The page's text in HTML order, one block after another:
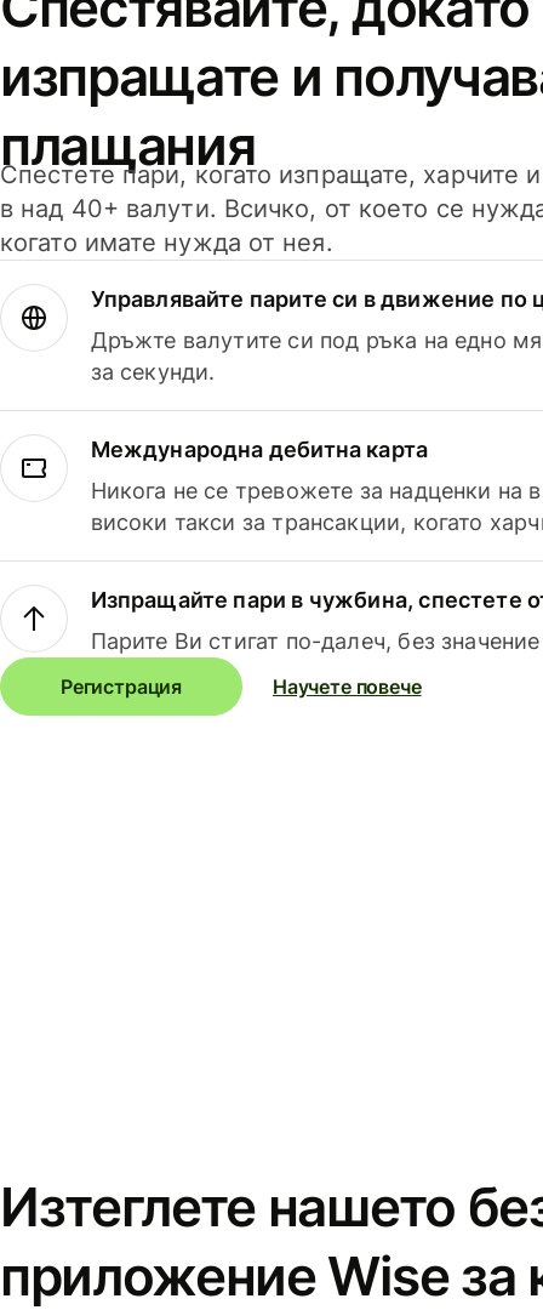
изпращате и
плащания
Спестете пари, когато изпращате, харчите
в над 40+ валути. Всичко, от което се
когато имате нужда от нея.
Управлявайте парите си в движение по
Дръжте валутите си под ръка на едно
за секунди.
Международна дебитна карта
Никога не се тревожете за надценки на
високи такси за трансакции, когато
Изпращайте пари в чужбина, спестете
Парите Ви стигат по-далеч, без
Регистрация Научете повече
Изтеглете нашето
приложение Wise за